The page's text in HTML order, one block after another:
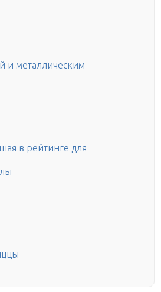
и металлическим
в рейтинге для